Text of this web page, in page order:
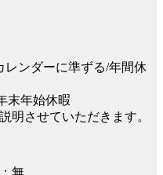
レンダーに準ずる/年間休
末年始休暇
明させていただきます。
無